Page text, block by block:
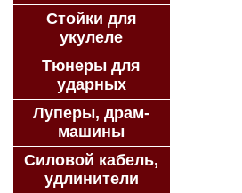
Стойки для
укулеле
Тюнеры для
ударных
Луперы, драм-
машины
Силовой кабель,
удлинители